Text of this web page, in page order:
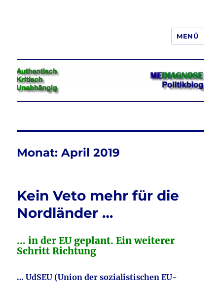
Jeder hat das Recht, seine
Meinung in Wort, Schrift und Bild
frei zu äußern und zu verbreiten
MENÜ
Monat:April 2019
Kein Veto mehr für die
Nordländer …
… in der EU geplant. Ein weiterer
Schritt Richtung
… UdSEU (Union der sozialistischen EU-